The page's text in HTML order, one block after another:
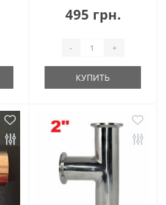
495 грн.
- +
КУПИТЬ